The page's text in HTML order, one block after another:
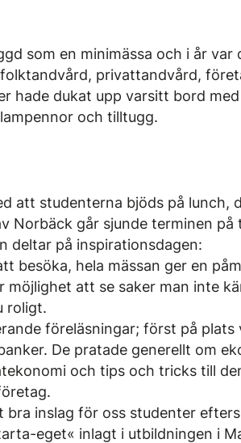
som en minimässa och i år
privattandvård,
hade dukat upp varsitt bord
och tilltugg.
att studenterna bjöds på lunch,
Norbäck går sjunde terminen på
deltar på inspirationsdagen:
besöka, hela mässan ger en
möjlighet att se saker man inte
roligt.
föreläsningar; först på
De pratade generellt om
och tips och tricks till
inslag för oss studenter
eget« inlagt i utbildningen i